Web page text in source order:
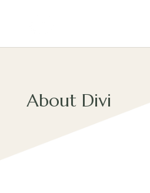
About Divi